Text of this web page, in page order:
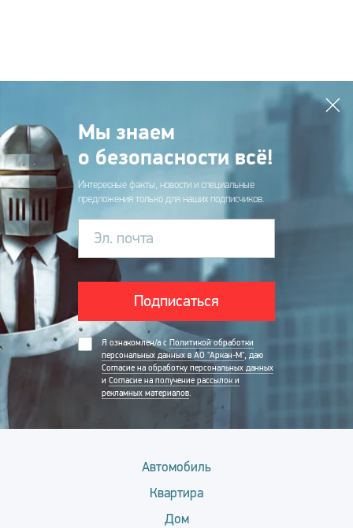
Мы знаем
о безопасности всё!
Интересные факты, новости и специальные
предложения только для наших подписчиков.
Эл. почта
Подписаться
Я ознакомлен/а с Политикой обработки
персональных данных в АО "Аркан-М", даю
Согласие на обработку персональных данных
и Согласие на получение рассылок и
рекламных материалов.
Автомобиль
Квартира
Дом